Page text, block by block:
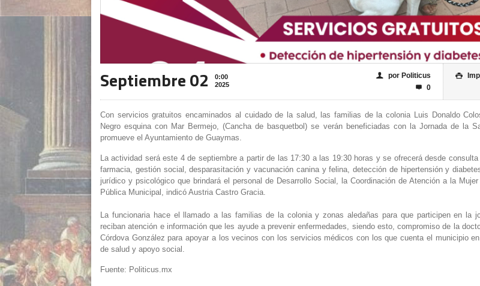
Septiembre 02
0:00
2025

👤 por Politicus
 0
Con servicios gratuitos encaminados al cuidado de la salud, las familias de la colonia Luis Donaldo
Negro esquina con Mar Bermejo, (Cancha de basquetbol) se verán beneficiadas con la Jornada de la
promueve el Ayuntamiento de Guaymas.
La actividad será este 4 de septiembre a partir de las 17:30 a las 19:30 horas y se ofrecerá desde consulta
farmacia, gestión social, desparasitación y vacunación canina y felina, detección de hipertensión y
jurídico y psicológico que brindará el personal de Desarrollo Social, la Coordinación de Atención a la
Pública Municipal, indicó Austria Castro Gracia.
La funcionaria hace el llamado a las familias de la colonia y zonas aledañas para que participen en la
reciban atención e información que les ayude a prevenir enfermedades, siendo esto, compromiso de la
Córdova González para apoyar a los vecinos con los servicios médicos con los que cuenta el municipio
de salud y apoyo social.
Fuente: Politicus.mx